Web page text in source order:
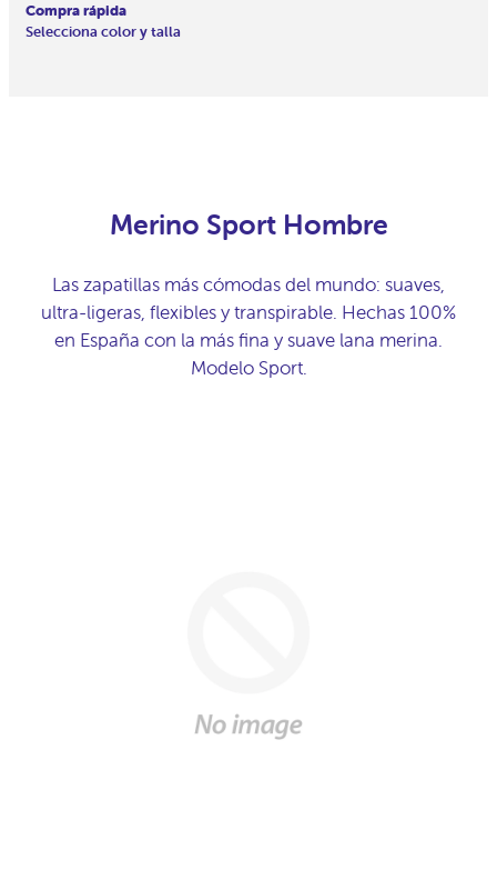
Compra rápida
Selecciona color y talla
Merino Sport Hombre
Las zapatillas más cómodas del mundo: suaves,
ultra-ligeras, flexibles y transpirable. Hechas 100%
en España con la más fina y suave lana merina.
Modelo Sport.